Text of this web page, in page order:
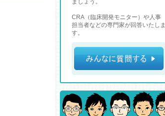
CRA（臨床開発モニター）や人事
担当者などの専門家が回答いたしま
す。